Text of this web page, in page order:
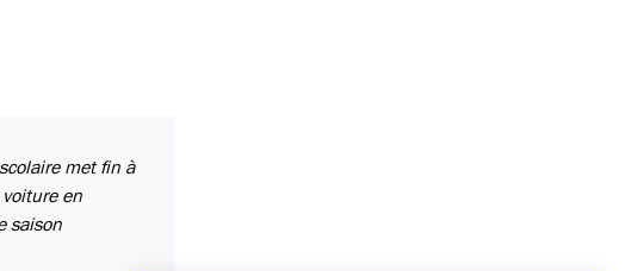
met fin à
en
saison